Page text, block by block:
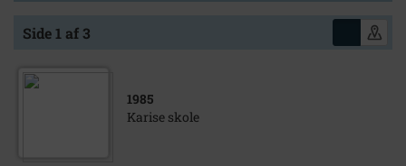
Side 1 af 3
1985
Karise skole